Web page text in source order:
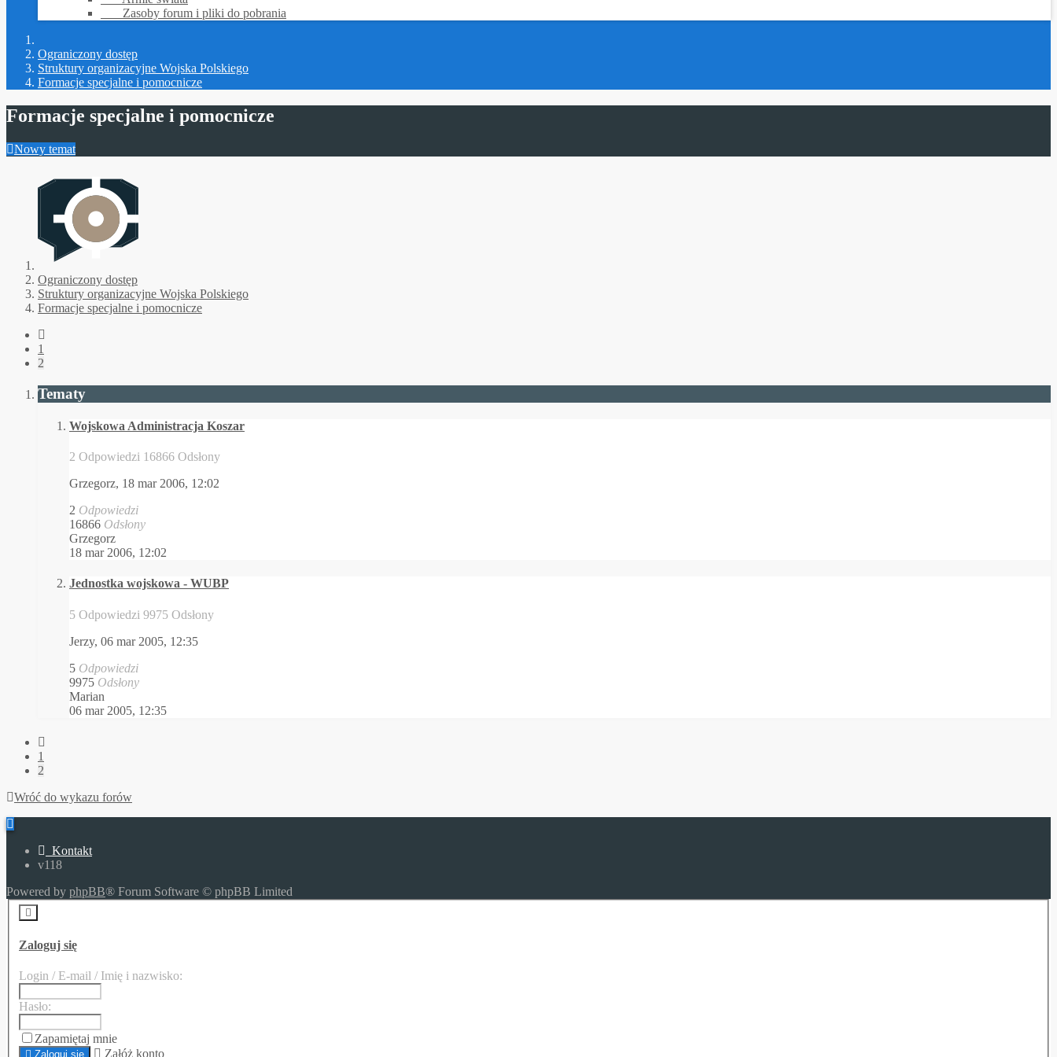
Zasoby forum i pliki do pobrania
Ograniczony dostęp
Struktury organizacyjne Wojska Polskiego
Formacje specjalne i pomocnicze
Formacje specjalne i pomocnicze
Nowy temat
Ograniczony dostęp
Struktury organizacyjne Wojska Polskiego
Formacje specjalne i pomocnicze
1
2
Tematy
Wojskowa Administracja Koszar
2 Odpowiedzi 16866 Odsłony
Grzegorz, 18 mar 2006, 12:02
2 Odpowiedzi
16866 Odsłony
Grzegorz
18 mar 2006, 12:02
Jednostka wojskowa - WUBP
5 Odpowiedzi 9975 Odsłony
Jerzy, 06 mar 2005, 12:35
5 Odpowiedzi
9975 Odsłony
Marian
06 mar 2005, 12:35
1
2
Wróć do wykazu forów
Kontakt
v118
Powered by phpBB® Forum Software © phpBB Limited
Zaloguj się
Login / E-mail / Imię i nazwisko:
Hasło:
Zapamiętaj mnie
Zaloguj się Załóż konto